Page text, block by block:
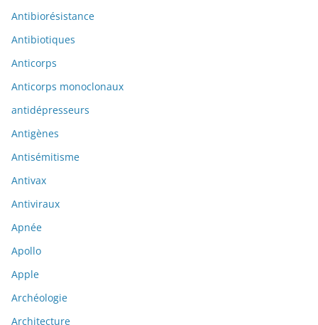
Antibiorésistance
Antibiotiques
Anticorps
Anticorps monoclonaux
antidépresseurs
Antigènes
Antisémitisme
Antivax
Antiviraux
Apnée
Apollo
Apple
Archéologie
Architecture